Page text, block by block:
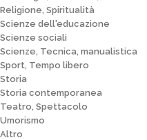
Religione, Spiritualità
Scienze dell'educazione
Scienze sociali
Scienze, Tecnica, manualistica
Sport, Tempo libero
Storia
Storia contemporanea
Teatro, Spettacolo
Umorismo
Altro